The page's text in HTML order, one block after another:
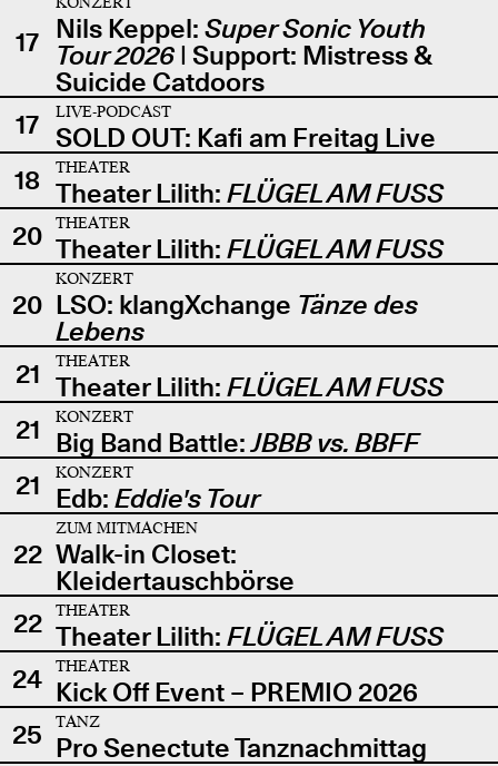
17 Nils Keppel: Super Sonic Youth
Tour 2026| Support: Mistress &
Suicide Catdoors
17
LIVE-PODCAST
SOLD OUT: Kafi am Freitag Live
18
THEATER
Theater Lilith: FLÜGEL AM FUSS
20
THEATER
Theater Lilith: FLÜGEL AM FUSS
20
KONZERT
LSO: klangXchange Tänze des
Lebens
21
THEATER
Theater Lilith: FLÜGEL AM FUSS
21
KONZERT
Big Band Battle:JBBB vs. BBFF
21
KONZERT
Edb: Eddie's Tour
22
ZUM MITMACHEN
Walk-in Closet:
Kleidertauschbörse
22
THEATER
Theater Lilith: FLÜGEL AM FUSS
24
THEATER
Kick Off Event – PREMIO 2026
25
TANZ
Pro Senectute Tanznachmittag